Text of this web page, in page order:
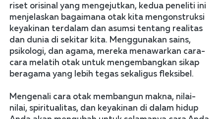
riset orisinal yang mengejutkan, kedua peneliti ini
menjelaskan bagaimana otak kita mengonstruksi
keyakinan terdalam dan asumsi tentang realitas
dan dunia di sekitar kita. Menggunakan sains,
psikologi, dan agama, mereka menawarkan cara-
cara melatih otak untuk mengembangkan sikap
beragama yang lebih tegas sekaligus fleksibel.
Mengenali cara otak membangun makna, nilai-
nilai, spiritualitas, dan keyakinan di dalam hidup